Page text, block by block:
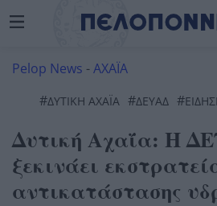
Pelop News -ΑΧΑΪΑ
#ΔΥΤΙΚΉ ΑΧΑΪ́Α #ΔΕΥΑΔ #
Δυτική Αχαΐα: Η
ξεκινάει
αντικατάστασης